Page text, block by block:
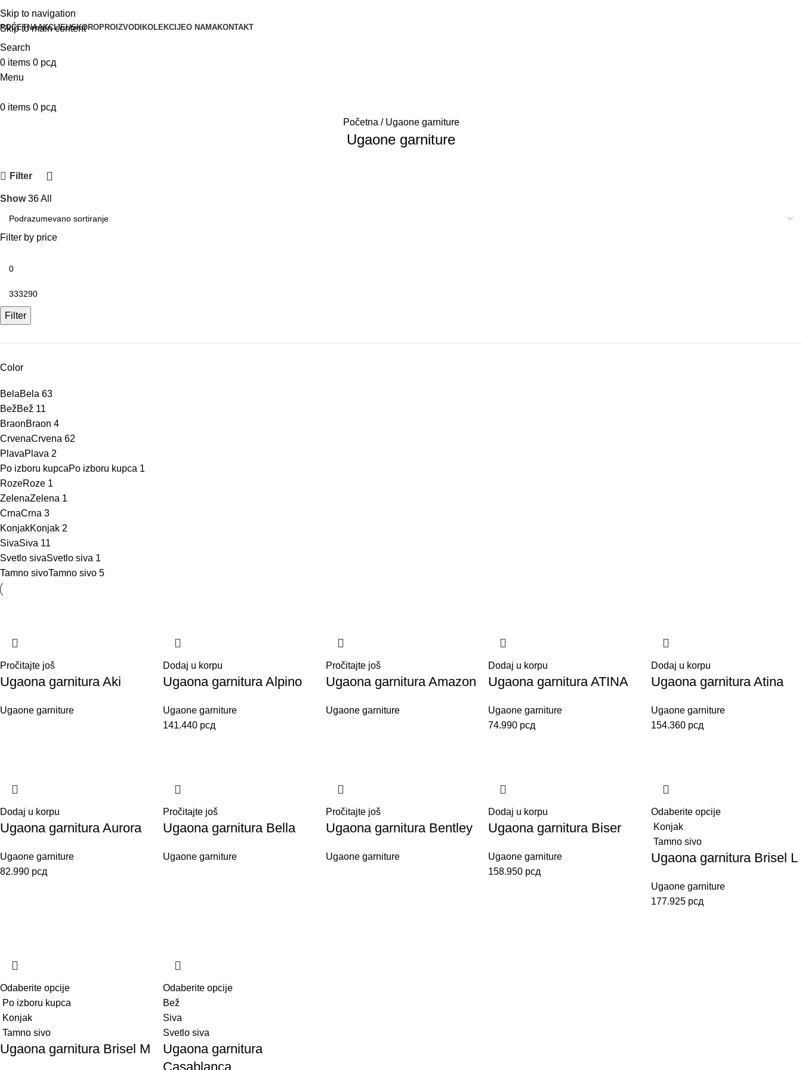
Skip to navigation
Skip to main content
POČETNAAKCIJEUSKOROPROIZVODI KOLEKCIJEO NAMAKONTAKT
Search
0 items 0 рсд
Menu
0 items 0 рсд
Početna
Ugaone garniture
Ugaone garniture
Filter
Show36All
Filter by price
Filter
Color
BelaBela 63
BežBež 11
BraonBraon 4
CrvenaCrvena 62
PlavaPlava 2
Po izboru kupcaPo izboru kupca 1
RozeRoze 1
ZelenaZelena 1
CrnaCrna 3
KonjakKonjak 2
SivaSiva 11
Svetlo sivaSvetlo siva 1
Tamno sivoTamno sivo 5
Pročitajte još
Ugaona garnitura Aki
Ugaone garniture
Dodaj u korpu
Ugaona garnitura Alpino
Ugaone garniture
141.440 рсд
Pročitajte još
Ugaona garnitura Amazon
Ugaone garniture
Dodaj u korpu
Ugaona garnitura ATINA
Ugaone garniture
74.990 рсд
Dodaj u korpu
Ugaona garnitura Atina
Ugaone garniture
154.360 рсд
Dodaj u korpu
Ugaona garnitura Aurora
Ugaone garniture
82.990 рсд
Pročitajte još
Ugaona garnitura Bella
Ugaone garniture
Pročitajte još
Ugaona garnitura Bentley
Ugaone garniture
Dodaj u korpu
Ugaona garnitura Biser
Ugaone garniture
158.950 рсд
Odaberite opcije
Konjak
Tamno sivo
Ugaona garnitura Brisel L
Ugaone garniture
177.925 рсд
Odaberite opcije
Po izboru kupca
Konjak
Tamno sivo
Ugaona garnitura Brisel M
Odaberite opcije
Bež
Siva
Svetlo siva
Ugaona garnitura
Casablanca